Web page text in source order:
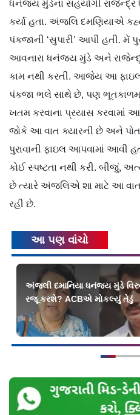
ધનંજય મુંડેના સહયોગી
કર્યા હતા. અંજલિ દમણિયાએ
પંકજાની ‘સુપારી’ આપી હતી. મેં
આવનારા ધનંજય મુંડે અને
કામ નથી કરતી. આજેય આ
પંકજા ભલે સાથે છે, પણ ભૂતકાળમાં
ખતમ કરવાના પ્રયાસ કરવામાં
જોકે આ વાત ક્યારની છે અને
પુરાવાની ફાઇલ આપવામાં આવી
કોઈ સ્પષ્ટતા નથી કરી. બીજું,
છે ત્યારે અંજલિએ શા માટે આ
રહી છે.
આ પણ વાંચો
અંજલી દમાનિયા ધનંજય મુંડે
રજૂ કરશે? ACBએ મોકલ્યું તેડું